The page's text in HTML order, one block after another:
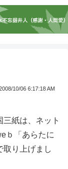
10/06 6:17:18 AM
紙は、ネット
ｂ「あらたに
取り上げまし